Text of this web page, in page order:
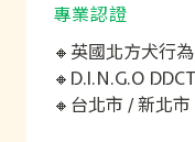
專業認證
🔸英國北方犬行
🔸D.I.N.G.O
🔸台北市 / 新北